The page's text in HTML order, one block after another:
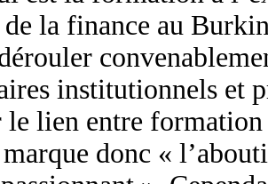
la finance au
institutionnels et
le lien entre
donc «